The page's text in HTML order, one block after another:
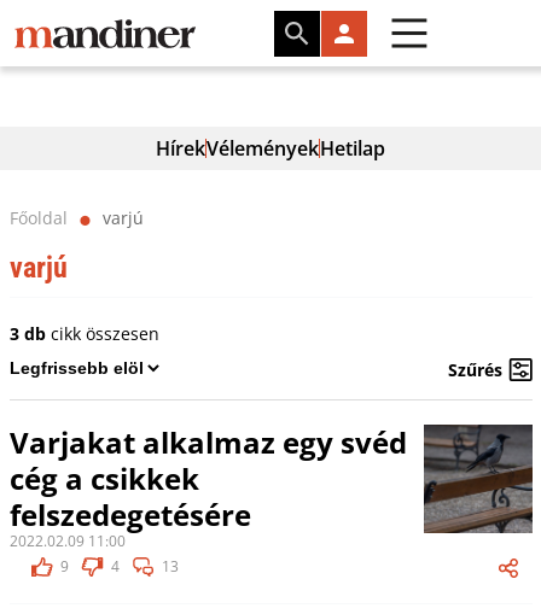
HírekVéleményekHetilap
Főoldal ⬤ varjú
varjú
3 dbcikk összesen
Szűrés
Varjakat alkalmaz egy svéd
cég a csikkek
felszedegetésére
2022.02.09 11:00
9
4 13